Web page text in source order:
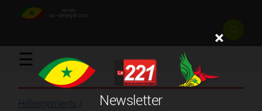
☰
Hébergements /
×
Newsletter